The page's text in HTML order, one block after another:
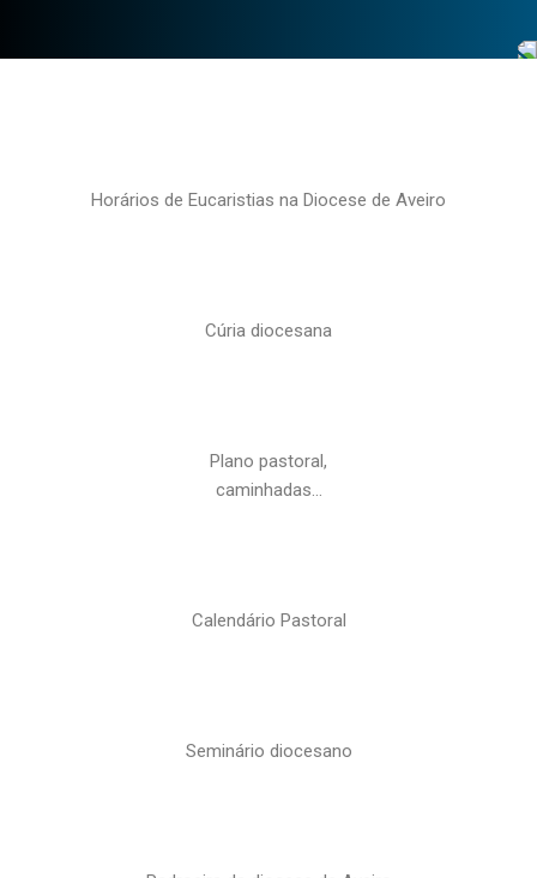
Horários de Eucaristias na Diocese de Aveiro
Cúria diocesana
Plano pastoral,
caminhadas…
Calendário Pastoral
Seminário diocesano